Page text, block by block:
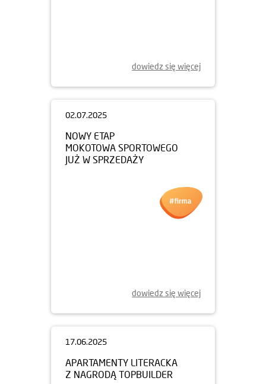
dowiedz się więcej
02.07.2025
NOWY ETAP
MOKOTOWA SPORTOWEGO
JUŻ W SPRZEDAŻY
dowiedz się więcej
17.06.2025
APARTAMENTY LITERACKA
Z NAGRODĄ TOPBUILDER